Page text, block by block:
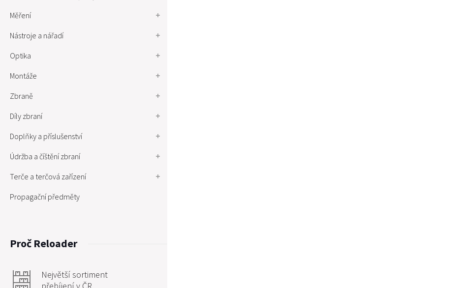
Měření
Nástroje a nářadí
Optika
Montáže
Zbraně
Díly zbraní
Doplňky a příslušenství
Údržba a číštění zbraní
Terče a terčová zařízení
Propagační předměty
Proč Reloader
Největší sortiment